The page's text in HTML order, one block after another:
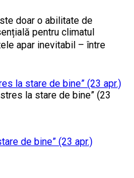
doar o abilitate de
pentru climatul
apar inevitabil – între
la stare de bine” (23 apr.)
de bine” (23 apr.)